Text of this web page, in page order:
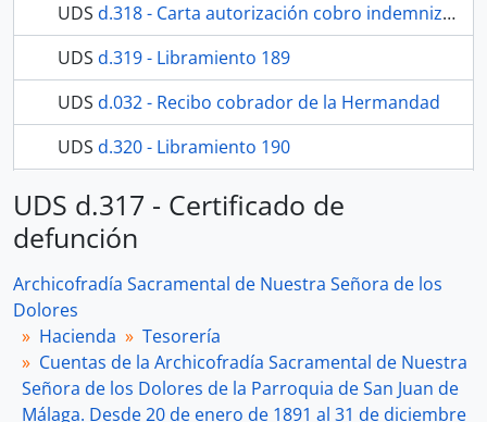
UDS d.318 - Carta autorización cobro indemnización gastos entierro
UDS d.319 - Libramiento 189
UDS d.032 - Recibo cobrador de la Hermandad
UDS d.320 - Libramiento 190
272 más...
UDS d.317 - Certificado de
defunción
Archicofradía Sacramental de Nuestra Señora de los
Dolores
Hacienda
Tesorería
Cuentas de la Archicofradía Sacramental de Nuestra
Señora de los Dolores de la Parroquia de San Juan de
Málaga. Desde 20 de enero de 1891 al 31 de diciembre